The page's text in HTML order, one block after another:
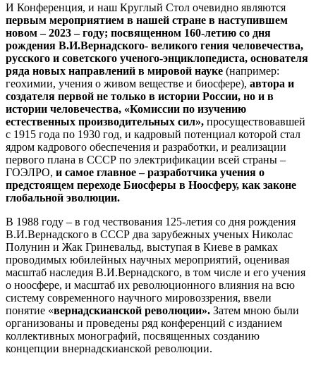
И Конференция, и наш Круглый Стол очевидно являются
первым мероприятием в нашей стране в наступившем
новом – 2023 – году; посвященном 160-летию со дня
рождения В.И.Вернадского- великого гения человечества,
русского и советского ученого-энциклопедиста, основателя
ряда новых направлений в мировой науке (например:
геохимии, учения о живом веществе и биосфере), автора и
создателя первой не только в истории России, но и в
истории человечества, «Комиссии по изучению
естественных производительных сил», просуществовавшей
с 1915 года по 1930 год, и кадровый потенциал которой стал
ядром кадрового обеспечения и разработки, и реализации
первого плана в СССР по электрификации всей страны –
ГОЭЛРО, и самое главное – разработчика учения о
предстоящем переходе Биосферы в Ноосферу, как законе
глобальной эволюции.
В 1988 году – в год чествования 125-летия со дня рождения
В.И.Вернадского в СССР два зарубежных ученых Николас
Полунин и Жак Гриневальд, выступая в Киеве в рамках
проводимых юбилейных научных мероприятий, оценивая
масштаб наследия В.И.Вернадского, в том числе и его учения
о ноосфере, и масштаб их революционного влияния на всю
систему современного научного мировоззрения, ввели
понятие «вернадскианской революции». Затем мною были
организованы и проведены ряд конференций с изданием
коллективных монографий, посвященных созданию
концепции внернадскианской революции.